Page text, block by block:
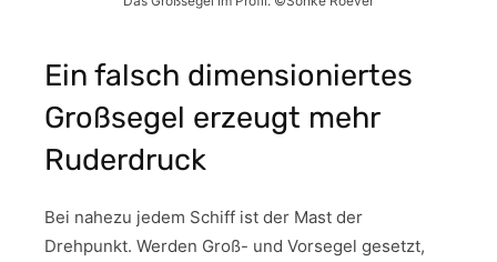
Ein falsch dimensioniertes
Großsegel erzeugt mehr
Ruderdruck
Bei nahezu jedem Schiff ist der Mast der
Drehpunkt. Werden Groß- und Vorsegel gesetzt,